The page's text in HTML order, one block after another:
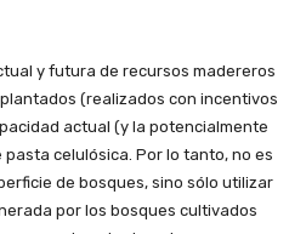
y futura de recursos madereros
(realizados con incentivos
actual (y la potencialmente
celulósica. Por lo tanto, no es
de bosques, sino sólo utilizar
por los bosques cultivados